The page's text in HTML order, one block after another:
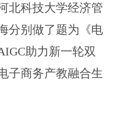
北科技大学经济管
分别做了题为《电
助力新一轮双
子商务产教融合生